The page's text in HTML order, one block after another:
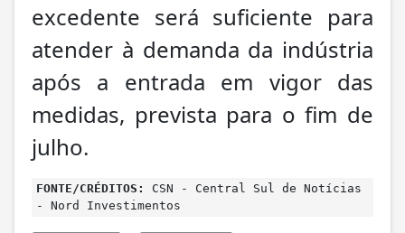
excedente será suficiente para
atender à demanda da indústria
após a entrada em vigor das
medidas, prevista para o fim de
julho.
FONTE/CRÉDITOS:
CSN - Central Sul de Notícias
- Nord Investimentos